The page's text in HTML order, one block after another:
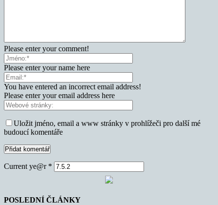
Please enter your comment!
Please enter your name here
You have entered an incorrect email address!
Please enter your email address here
Uložit jméno, email a www stránky v prohlížeči pro další mé
budoucí komentáře
Current ye@r *
POSLEDNÍ ČLÁNKY